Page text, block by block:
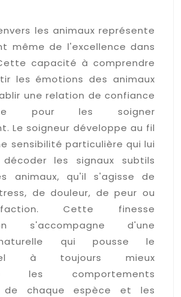
les animaux représente
même de l'excellence dans
capacité à comprendre
les émotions des animaux
une relation de confiance
pour les soigner
Le soigneur développe au fil
sensibilité particulière qui lui
les signaux subtils
animaux, qu'il s'agisse de
de douleur, de peur ou
Cette finesse
s'accompagne d'une
qui pousse le
à toujours mieux
les comportements
de chaque espèce et les